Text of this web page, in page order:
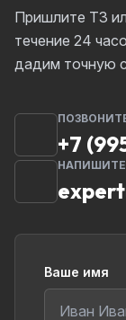
Пришлите ТЗ
течение 24
дадим точную
+7
Ваше имя